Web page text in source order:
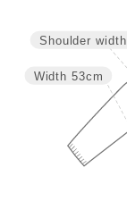
Width 53cm
Shoulder width